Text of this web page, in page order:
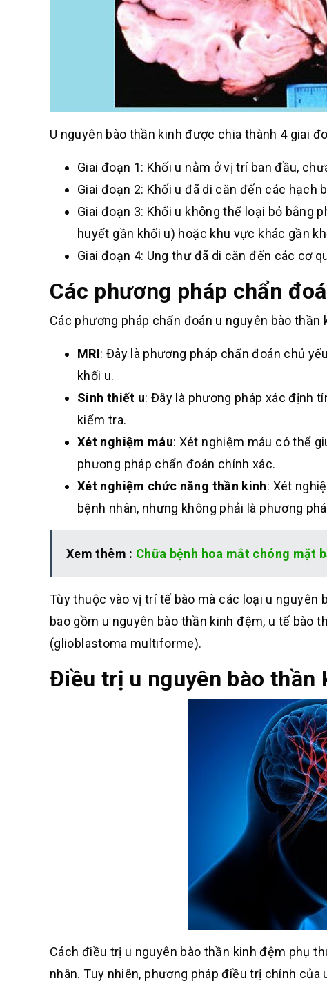
U nguyên bào thần kinh được chia thành 4 giai
Giai đoạn 1: Khối u nằm ở vị trí ban đầu,
Giai đoạn 2: Khối u đã di căn đến các hạch
Giai đoạn 3: Khối u không thể loại bỏ bằng
huyết gần khối u) hoặc khu vực khác gần
Giai đoạn 4: Ung thư đã di căn đến các cơ
Các phương pháp chẩn
Các phương pháp chẩn đoán u nguyên bào thần
MRI: Đây là phương pháp chẩn đoán chủ
khối u.
Sinh thiết u: Đây là phương pháp xác định
kiểm tra.
Xét nghiệm máu: Xét nghiệm máu có thể
phương pháp chẩn đoán chính xác.
Xét nghiệm chức năng thần kinh: Xét
bệnh nhân, nhưng không phải là phương
Xem thêm : Chữa bệnh hoa mắt chóng mặt
Tùy thuộc vào vị trí tế bào mà các loại u
bao gồm u nguyên bào thần kinh đệm, u tế bào
(glioblastoma multiforme).
Điều trị u nguyên bào thần
Cách điều trị u nguyên bào thần kinh đệm phụ
nhân. Tuy nhiên, phương pháp điều trị chính